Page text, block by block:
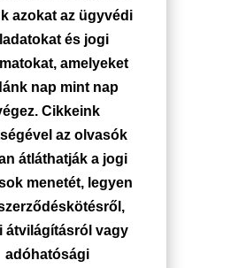
azokat az ügyvédi
és jogi
amelyeket
nap mint nap
Cikkeink
az olvasók
átláthatják a jogi
menetét, legyen
átvilágításról vagy
adóhatósági